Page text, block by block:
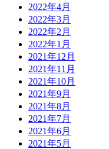
2022年4月
2022年3月
2022年2月
2022年1月
2021年12月
2021年11月
2021年10月
2021年9月
2021年8月
2021年7月
2021年6月
2021年5月